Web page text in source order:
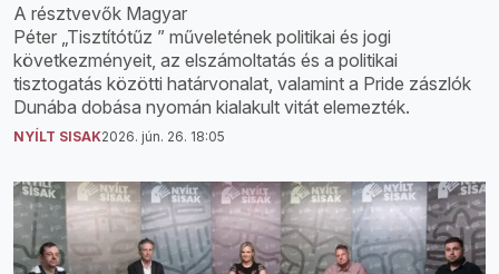
A résztvevők Magyar
Péter „Tisztítótűz ” műveletének politikai és jogi
következményeit, az elszámoltatás és a politikai
tisztogatás közötti határvonalat, valamint a Pride zászlók
Dunába dobása nyomán kialakult vitát elemezték.
NYÍLT SISAK2026. jún. 26. 18:05